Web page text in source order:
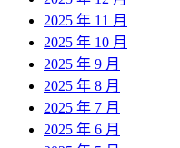
2025 年 11 月
2025 年 10 月
2025 年 9 月
2025 年 8 月
2025 年 7 月
2025 年 6 月